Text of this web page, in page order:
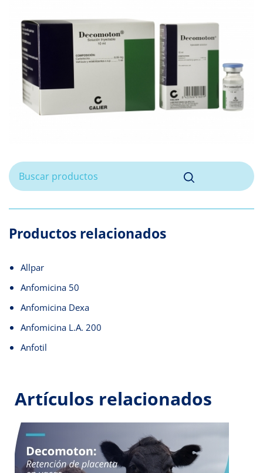
Productos relacionados
Allpar
Anfomicina 50
Anfomicina Dexa
Anfomicina L.A. 200
Anfotil
Artículos relacionados